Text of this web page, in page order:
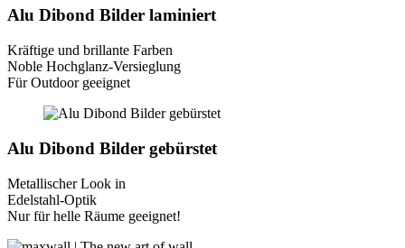
Alu Dibond Bilder laminiert
Kräftige und brillante Farben
Noble Hochglanz-Versieglung
Für Outdoor geeignet
Alu Dibond Bilder gebürstet
Metallischer Look in
Edelstahl-Optik
Nur für helle Räume geeignet!